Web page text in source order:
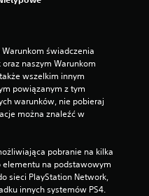
świadczenia
naszym Warunkom
wszelkim innym
powiązanym z tym
warunków, nie pobieraj
można znaleźć w
pobranie na kilka
elementu na podstawowym
sieci PlayStation Network,
innych systemów PS4.